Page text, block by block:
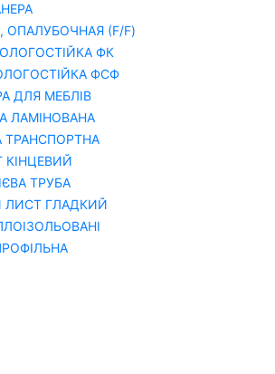
ОПАЛУБОЧНАЯ (F/F)
ФК
ФСФ
ДЛЯ МЕБЛІВ
ЛАМІНОВАНА
ТРАНСПОРТНА
КІНЦЕВИЙ
ТРУБА
ЛИСТ ГЛАДКИЙ